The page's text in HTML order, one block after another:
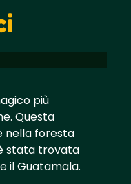
più
Questa
nella foresta
stata trovata
il Guatamala.